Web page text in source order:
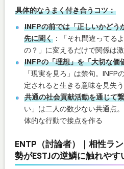
具体的なうまく付き合うコツ：
INFPの前では「正しいかどう
先に聞く ：「それ間違ってる
の？」に変えるだけで関係は
INFPの「理想」を「大切な価
「現実を見ろ」は禁句。INFP
定されると生きる意味を見失う
共通の社会貢献活動を通じて
い」は二人の数少ない共通点
体的な行動で接点を作る
ENTP（討論者）｜相性ラ
勢がESTJの逆鱗に触れやす